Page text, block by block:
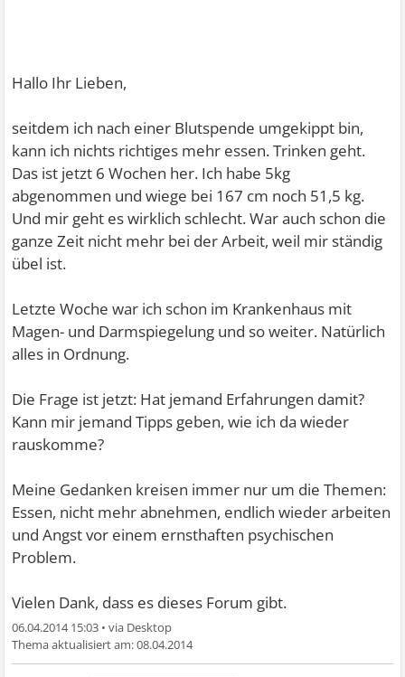
Hallo Ihr Lieben,
seitdem ich nach einer Blutspende umgekippt bin,
kann ich nichts richtiges mehr essen. Trinken geht.
Das ist jetzt 6 Wochen her. Ich habe 5kg
abgenommen und wiege bei 167 cm noch 51,5 kg.
Und mir geht es wirklich schlecht. War auch schon die
ganze Zeit nicht mehr bei der Arbeit, weil mir ständig
übel ist.
Letzte Woche war ich schon im Krankenhaus mit
Magen- und Darmspiegelung und so weiter. Natürlich
alles in Ordnung.
Die Frage ist jetzt: Hat jemand Erfahrungen damit?
Kann mir jemand Tipps geben, wie ich da wieder
rauskomme?
Meine Gedanken kreisen immer nur um die Themen:
Essen, nicht mehr abnehmen, endlich wieder arbeiten
und Angst vor einem ernsthaften psychischen
Problem.
Vielen Dank, dass es dieses Forum gibt.
06.04.2014 15:03 •
08.04.2014